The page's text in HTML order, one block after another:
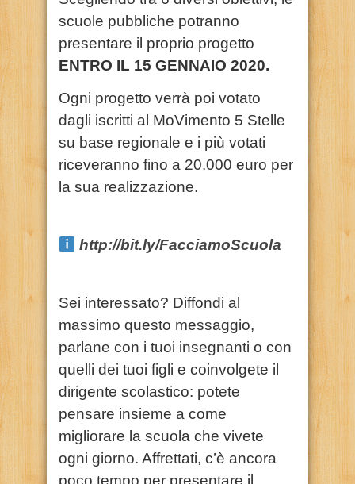
scuole pubbliche potranno
presentare il proprio progetto
ENTRO IL 15 GENNAIO 2020.
Ogni progetto verrà poi votato
dagli iscritti al MoVimento 5 Stelle
su base regionale e i più votati
riceveranno fino a 20.000 euro per
la sua realizzazione.
http://bit.ly/FacciamoScuola
Sei interessato? Diffondi al
massimo questo messaggio,
parlane con i tuoi insegnanti o con
quelli dei tuoi figli e coinvolgete il
dirigente scolastico: potete
pensare insieme a come
migliorare la scuola che vivete
ogni giorno. Affrettati, c’è ancora
poco tempo per presentare il